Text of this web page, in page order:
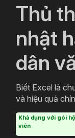
Thủ
nhật
dân
Biết Excel là
và hiệu quả
văn phòng sẽ
trong Excel và
Khả dụng với gói
viên